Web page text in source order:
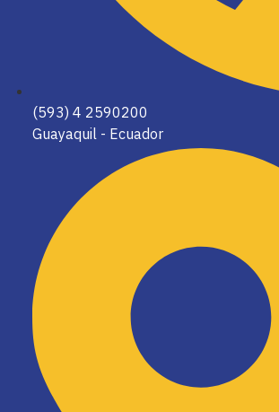
(593) 4 2590200
Guayaquil - Ecuador